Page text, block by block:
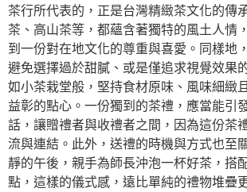
茶行所代表的，正是台灣精緻茶文化的傳
茶、高山茶等，都蘊含著獨特的風土人情
到一份對在地文化的尊重與喜愛。同樣地
避免選擇過於甜膩、或是僅追求視覺效果
如小茶栽堂般，堅持食材原味、風味細緻
益彰的點心。一份獨到的茶禮，應當能引
話，讓贈禮者與收禮者之間，因為這份茶
流與連結。此外，送禮的時機與方式也至
靜的午後，親手為師長沖泡一杯好茶，搭
點，這樣的儀式感，遠比單純的禮物堆疊